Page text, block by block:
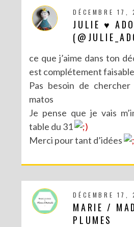
RECETTES ET CRÉATIONS POUR DES FÊTES
DIY : MA VALISETTE
DÉCEMBRE 17,
JULIE ♥
ce que j’aime dans ton
est complétement
Pas besoin de
matos
Je pense que je vais
table du 31
Merci pour tant d’idées
DÉCEMBRE 17,
MARIE /
PLUMES